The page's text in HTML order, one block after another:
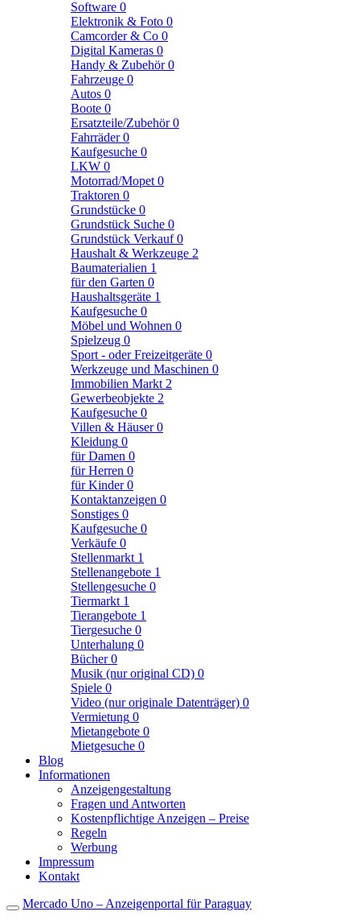
Software 0
Elektronik & Foto 0
Camcorder & Co 0
Digital Kameras 0
Handy & Zubehör0
Fahrzeuge 0
Autos 0
Boote 0
Ersatzteile/Zubehör0
Fahrräder0
Kaufgesuche 0
LKW 0
Motorrad/Mopet 0
Traktoren 0
Grundstücke 0
Grundstück Suche 0
Grundstück Verkauf0
Haushalt & Werkzeuge 2
Baumaterialien 1
für den Garten 0
Haushaltsgeräte 1
Kaufgesuche 0
Möbel und Wohnen 0
Spielzeug 0
Sport - oder Freizeitgeräte 0
Werkzeuge und Maschinen 0
Immobilien Markt 2
Gewerbeobjekte 2
Kaufgesuche 0
Villen & Häuser0
Kleidung 0
für Damen 0
für Herren 0
für Kinder0
Kontaktanzeigen 0
Sonstiges 0
Kaufgesuche 0
Verkäufe 0
Stellenmarkt 1
Stellenangebote 1
Stellengesuche 0
Tiermarkt 1
Tierangebote 1
Tiergesuche 0
Unterhalung 0
Bücher0
Musik (nur original CD) 0
Spiele 0
Video (nur originale Datenträger) 0
Vermietung 0
Mietangebote 0
Mietgesuche 0
Blog
Informationen
Anzeigengestaltung
Fragen und Antworten
Kostenpflichtige Anzeigen – Preise
Regeln
Werbung
Impressum
Kontakt
Mercado Uno – Anzeigenportal für Paraguay